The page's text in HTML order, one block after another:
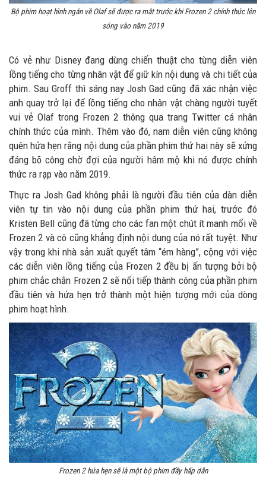
Bộ phim hoạt hình ngắn về Olaf sẽ được ra mắt trước khi Frozen 2 chính thức lên
sóng vào năm 2019
Có vẻ như Disney đang dùng chiến thuật cho từng diễn viên
lồng tiếng cho từng nhân vật để giữ kín nội dung và chi tiết của
phim. Sau Groff thì sáng nay Josh Gad cũng đã xác nhận việc
anh quay trở lại để lồng tiếng cho nhân vật chàng người tuyết
vui vẻ Olaf trong Frozen 2 thông qua trang Twitter cá nhân
chính thức của mình. Thêm vào đó, nam diễn viên cũng không
quên hứa hẹn rằng nội dung của phần phim thứ hai này sẽ xứng
đáng bõ công chờ đợi của người hâm mộ khi nó được chính
thức ra rạp vào năm 2019.
Thực ra Josh Gad không phải là người đầu tiên của dàn diễn
viên tự tin vào nội dung của phần phim thứ hai, trước đó
Kristen Bell cũng đã từng cho các fan một chút ít manh mối về
Frozen 2 và cô cũng khẳng định nội dung của nó rất tuyệt. Như
vậy trong khi nhà sản xuất quyết tâm “ém hàng”, cộng với việc
các diễn viên lồng tiếng của Frozen 2 đều bị ấn tượng bởi bộ
phim chắc chắn Frozen 2 sẽ nối tiếp thành công của phần phim
đầu tiên và hứa hẹn trở thành một hiện tượng mới của dòng
phim hoạt hình.
Frozen 2 hứa hẹn sẽ là một bộ phim đầy hấp dẫn